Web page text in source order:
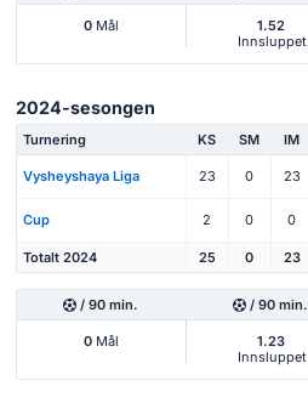
0Mål
1.52
Innsluppet
2024-sesongen
Turnering KS SM IM
Vysheyshaya Liga 23 0 23
Cup 2 0 0
Totalt 2024 25 0 23
/ 90 min. / 90 min.
0Mål
1.23
Innsluppet